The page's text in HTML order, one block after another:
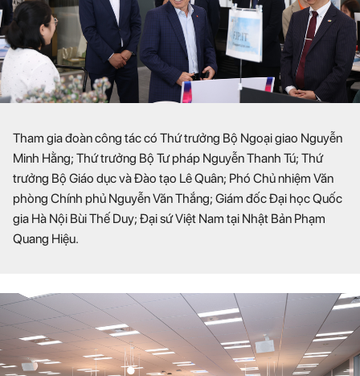
Tham gia đoàn công tác có Thứ trưởng Bộ Ngoại giao Nguyễn
Minh Hằng; Thứ trưởng Bộ Tư pháp Nguyễn Thanh Tú; Thứ
trưởng Bộ Giáo dục và Đào tạo Lê Quân; Phó Chủ nhiệm Văn
phòng Chính phủ Nguyễn Văn Thắng; Giám đốc Đại học Quốc
gia Hà Nội Bùi Thế Duy; Đại sứ Việt Nam tại Nhật Bản Phạm
Quang Hiệu.